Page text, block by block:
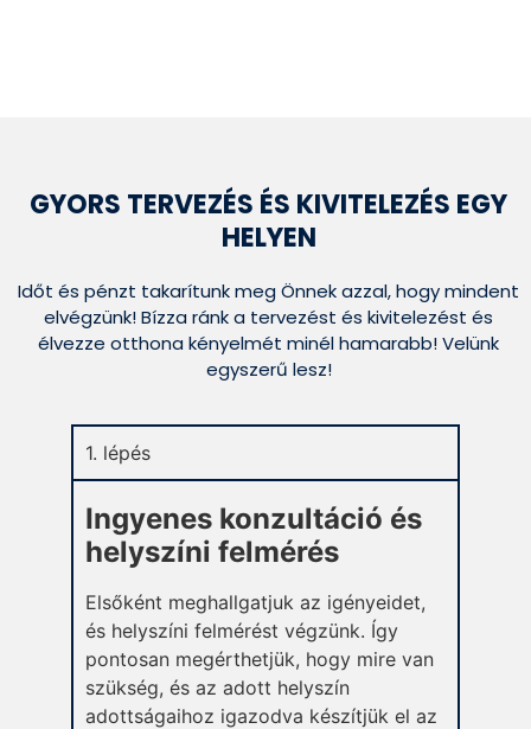
GYORS TERVEZÉS ÉS KIVITELEZÉS EGY
HELYEN
Időt és pénzt takarítunk meg Önnek azzal, hogy mindent
elvégzünk! Bízza ránk a tervezést és kivitelezést és
élvezze otthona kényelmét minél hamarabb! Velünk
egyszerű lesz!
1. lépés
Ingyenes konzultáció és
helyszíni felmérés
Elsőként meghallgatjuk az igényeidet,
és helyszíni felmérést végzünk. Így
pontosan megérthetjük, hogy mire van
szükség, és az adott helyszín
adottságaihoz igazodva készítjük el az